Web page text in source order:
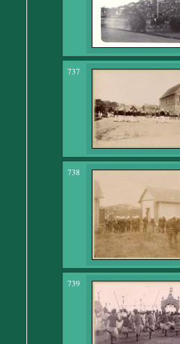
737
738
739